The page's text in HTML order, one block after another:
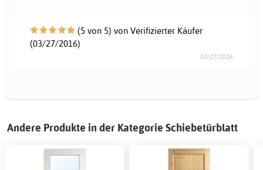
(5 von 5) von Verifizierter Käufer
(03/27/2016)
03/27/2016
Andere Produkte in der Kategorie Schiebetürblatt